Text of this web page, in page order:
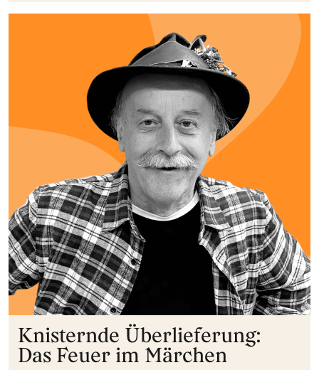
Knisternde Überlieferung:
Das Feuer im Märchen